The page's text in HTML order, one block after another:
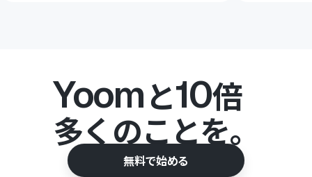
Yoomと10倍
多くのことを。
無料で始める